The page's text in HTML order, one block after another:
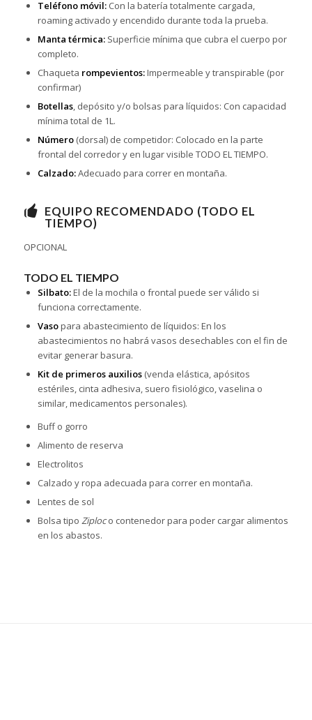
Teléfono móvil:Con la batería totalmente cargada,
roaming activado y encendido durante toda la prueba.
Manta térmica:Superficie mínima que cubra el cuerpo por
completo.
Chaqueta rompevientos:Impermeable y transpirable (por
confirmar)
Botellas, depósito y/o bolsas para líquidos: Con capacidad
mínima total de 1L.
Número(dorsal) de competidor: Colocado en la parte
frontal del corredor y en lugar visible TODO EL TIEMPO.
Calzado:Adecuado para correr en montaña.
EQUIPO RECOMENDADO (TODO EL
TIEMPO)
OPCIONAL
TODO EL TIEMPO
Silbato:El de la mochila o frontal puede ser válido si
funciona correctamente.
Vasopara abastecimiento de líquidos: En los
abastecimientos no habrá vasos desechables con el fin de
evitar generar basura.
Kit de primeros auxilios(venda elástica, apósitos
estériles, cinta adhesiva, suero fisiológico, vaselina o
similar, medicamentos personales).
Buff o gorro
Alimento de reserva
Electrolitos
Calzado y ropa adecuada para correr en montaña.
Lentes de sol
Bolsa tipo Ziploco contenedor para poder cargar alimentos
en los abastos.